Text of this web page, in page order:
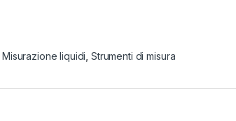
Misurazione liquidi,Strumenti di misura